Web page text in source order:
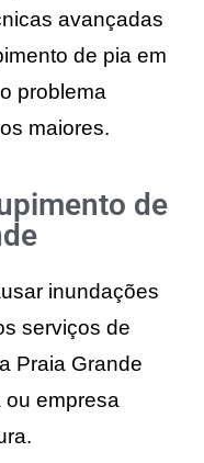
avançadas
de pia em
problema
maiores.
de
inundações
serviços de
Praia Grande
ou empresa